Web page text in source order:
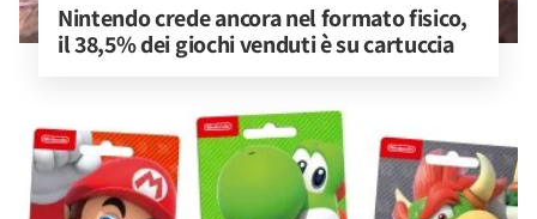
Nintendo crede ancora nel formato fisico,
il 38,5% dei giochi venduti è su cartuccia